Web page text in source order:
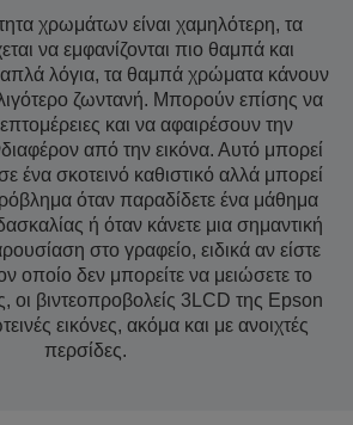
χρωμάτων είναι χαμηλότερη, τα
να εμφανίζονται πιο θαμπά και
λόγια, τα θαμπά χρώματα κάνουν
λιγότερο ζωντανή. Μπορούν επίσης να
και να αφαιρέσουν την
από την εικόνα. Αυτό μπορεί
ένα σκοτεινό καθιστικό αλλά μπορεί
όταν παραδίδετε ένα μάθημα
ή όταν κάνετε μια σημαντική
στο γραφείο, ειδικά αν είστε
οποίο δεν μπορείτε να μειώσετε το
βιντεοπροβολείς 3LCD της Epson
εικόνες, ακόμα και με ανοιχτές
περσίδες.